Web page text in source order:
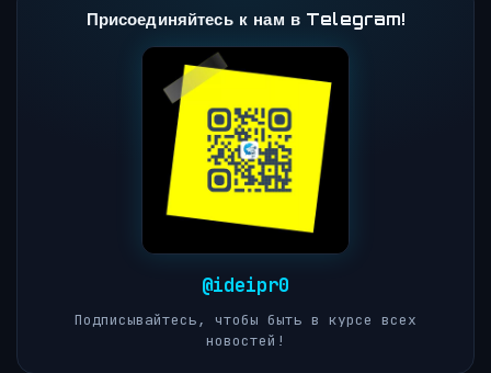
Присоединяйтесь к нам в Telegram!
@ideipr0
Подписывайтесь, чтобы быть в курсе всех
новостей!